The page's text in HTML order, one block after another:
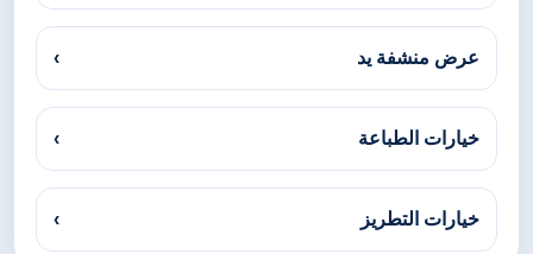
عرض منشفة يد ›
خيارات الطباعة ›
خيارات التطريز ›